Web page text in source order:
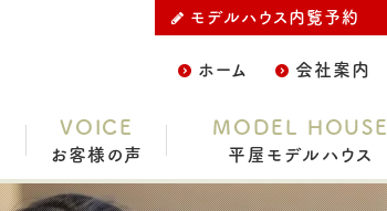
ホーム 会社案内
モデルハウス内覧予約
VOICE
お客様の声
MODEL HOUSE
平屋モデルハウス